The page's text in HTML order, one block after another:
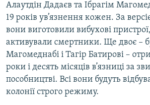
Алаутдін Дадаєв та Ібрагім
19 років ув’язнення кожен. За
вони виготовили вибухові
активували смертники. Ще двоє –
Магомеднабі і Тагір Батирові –
роки і десять місяців в’язниці за
пособництві. Всі вони будуть
колонії строго режиму.